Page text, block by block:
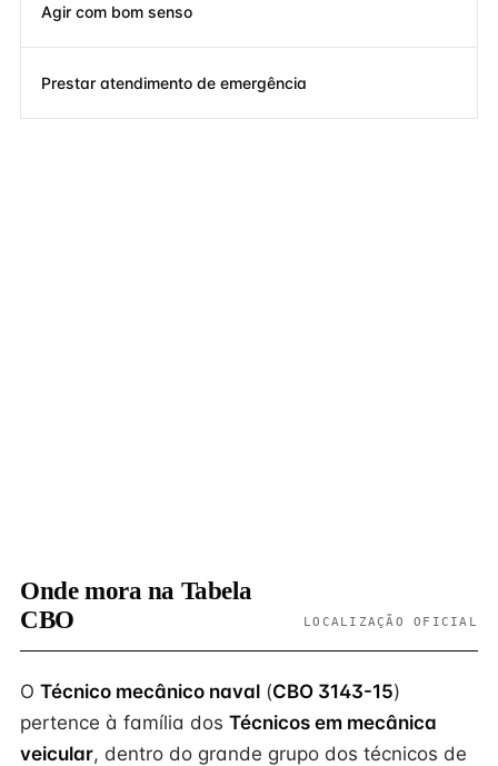
Agir com bom senso
Prestar atendimento de emergência
Onde mora na Tabela
CBO
LOCALIZAÇÃO OFICIAL
O Técnico mecânico naval (CBO 3143-15)
pertence à família dos Técnicos em mecânica
veicular, dentro do grande grupo dos técnicos de